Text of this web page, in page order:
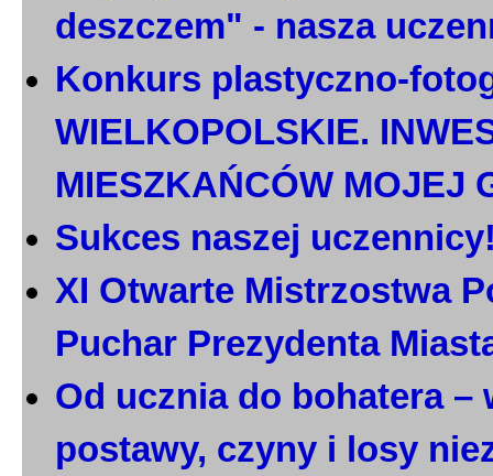
deszczem" - nasza
Konkurs plastyczno-
WIELKOPOLSKIE.
MIESZKAŃCÓW MOJEJ
Sukces naszej
XI Otwarte Mistrzostwa
Puchar Prezydenta
Od ucznia do bohatera –
postawy, czyny i losy